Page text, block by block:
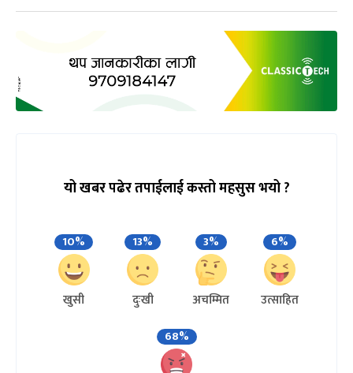
यो खबर पढेर तपाईलाई कस्तो महसुस भयो ?
10%
खुसी
13%
दुःखी
3%
अचम्मित
6%
उत्साहित
68%